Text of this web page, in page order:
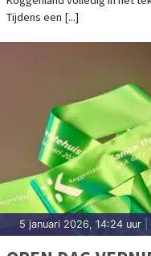
JAAR
Tijdens een [...]
5 januari 2026, 14:24 uur